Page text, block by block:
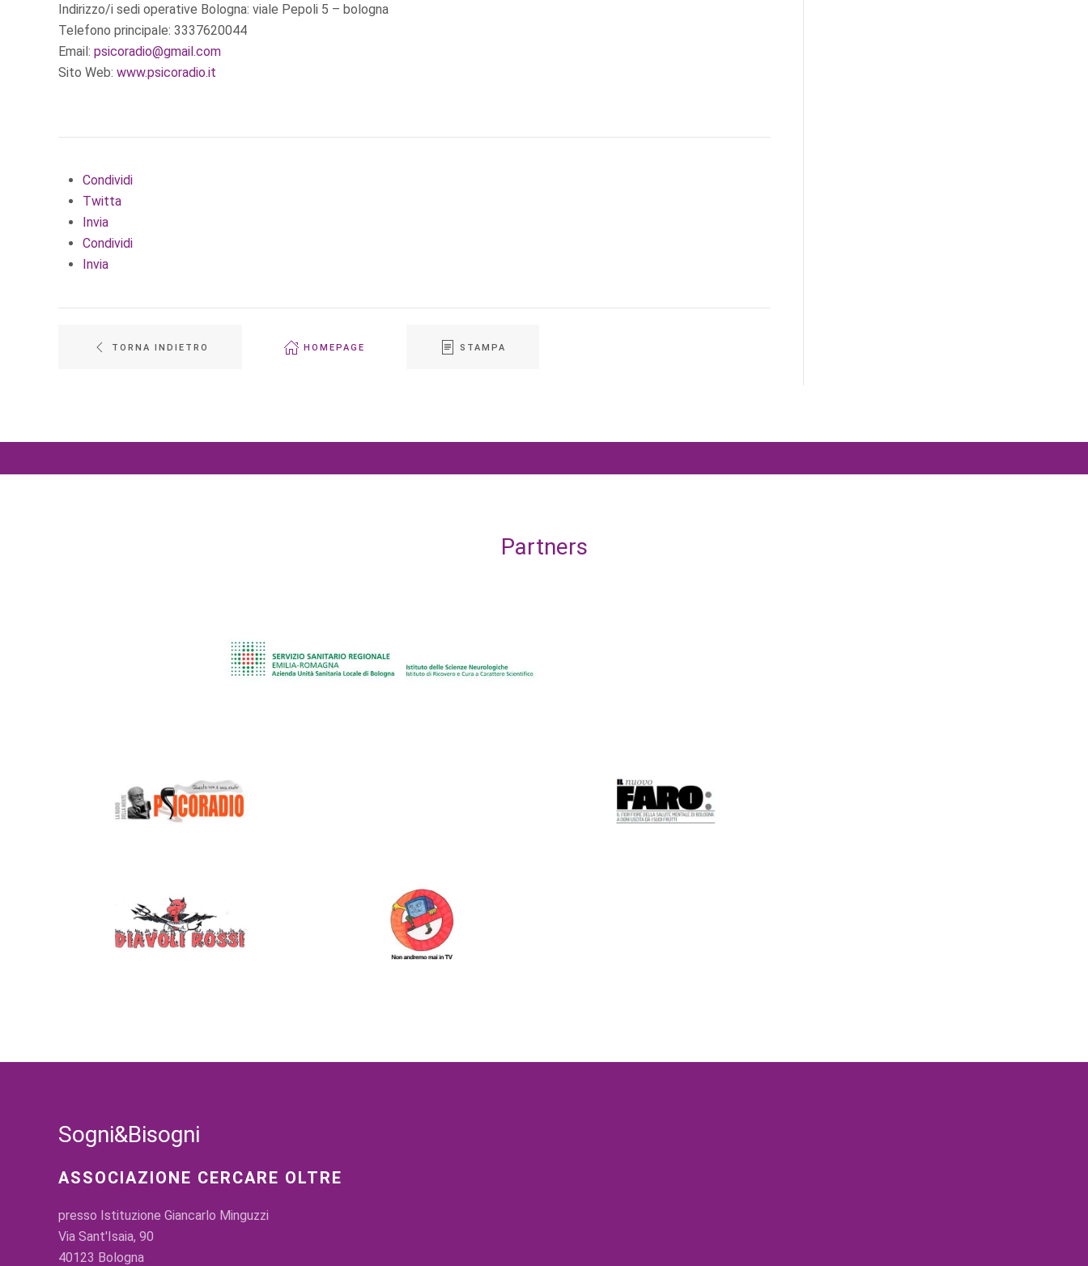
Indirizzo/i sedi operative Bologna: viale Pepoli 5 – bologna
Telefono principale: 3337620044
Email: psicoradio@gmail.com
Sito Web: www.psicoradio.it
Condividi
Twitta
Invia
Condividi
Invia
TORNA INDIETRO HOMEPAGE STAMPA
Partners
Sogni&Bisogni
ASSOCIAZIONE CERCARE OLTRE
presso Istituzione Giancarlo Minguzzi
Via Sant'Isaia, 90
40123 Bologna